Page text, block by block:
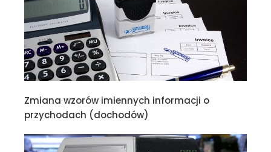
Zmiana wzorów imiennych informacji o
przychodach (dochodów)